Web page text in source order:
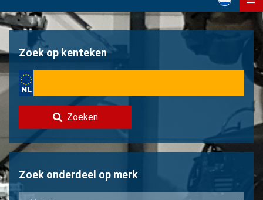
Home
Over ons
Contact
Volvo verkopen?
Niet gevonden?
Zoek op kenteken
Zoeken
Zoek onderdeel op merk